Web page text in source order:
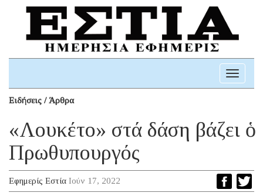
Toggle
Ειδήσεις / Άρθρα
«Λουκέτο» στά δάση βάζει ὁ
Πρωθυπουργός
Εφημερίς Εστία Ιούν 17, 2022